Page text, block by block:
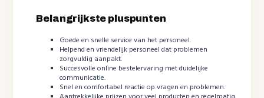
Belangrijkste pluspunten
Goede en snelle service van het personeel.
Helpend en vriendelijk personeel dat problemen
zorgvuldig aanpakt.
Succesvolle online bestelervaring met duidelijke
communicatie.
Snel en comfortabel reactie op vragen en problemen.